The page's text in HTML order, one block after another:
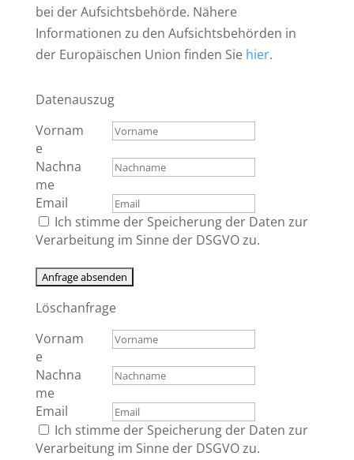
bei der Aufsichtsbehörde. Nähere
Informationen zu den Aufsichtsbehörden in
der Europäischen Union finden Sie hier.
Datenauszug
Vornam
e
Nachna
me
Email
Ich stimme der Speicherung der Daten zur
Verarbeitung im Sinne der DSGVO zu.
Löschanfrage
Vornam
e
Nachna
me
Email
Ich stimme der Speicherung der Daten zur
Verarbeitung im Sinne der DSGVO zu.